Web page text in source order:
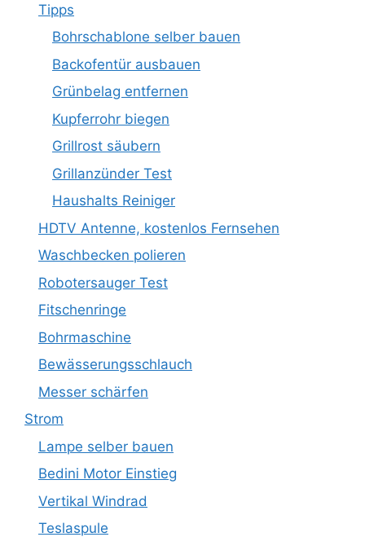
Tipps
Bohrschablone selber bauen
Backofentür ausbauen
Grünbelag entfernen
Kupferrohr biegen
Grillrost säubern
Grillanzünder Test
Haushalts Reiniger
HDTV Antenne, kostenlos Fernsehen
Waschbecken polieren
Robotersauger Test
Fitschenringe
Bohrmaschine
Bewässerungsschlauch
Messer schärfen
Strom
Lampe selber bauen
Bedini Motor Einstieg
Vertikal Windrad
Teslaspule